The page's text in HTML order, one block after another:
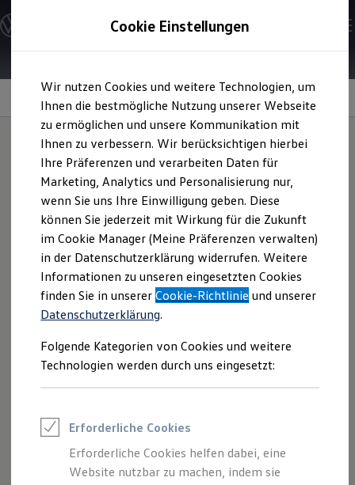
Hauptinhalt
springen
Footer
springen
Modelle und Konfigurator
Konfigurator
Modelle vergleichen
Elektroautos
ENERGY Sondermodelle
Nutzfahrzeuge
SUV und CUV
Familienautos
Kombis
Kompaktwagen
Sportwagen
Schnell verfügbare Fahrzeuge
Angebote und Produkte
Aktuelle Angebote
E-Auto-Förderung
Volkswagen Marktplatz
Die ENERGY Sondermodelle
Junge Gebrauchtwagen und Gebrauchtwagen
Volkswagen Zertifizierte Gebrauchtwagen
Elektromobilität bei Gebrauchtwagen
Saisonangebote
Reifenpakete
Leasing
Leasing-Angebote
Elektroauto Leasing
Kleinwagen-Leasing
Leasing ohne Anzahlung
Finanzierung
Nachträglich freischaltbare Funktionen
Wie wär's mit einem
Upgrade?
Erweitern Sie die Ausstattung Ihres Volkswagen
Cookie Einstellungen
Wir nutzen Cookies und weitere Technologien, um
Ihnen die bestmögliche Nutzung unserer Webseite
zu ermöglichen und unsere Kommunikation mit
Ihnen zu verbessern. Wir berücksichtigen hierbei
Ihre Präferenzen und verarbeiten Daten für
Marketing, Analytics und Personalisierung nur,
wenn Sie uns Ihre Einwilligung geben. Diese
können Sie jederzeit mit Wirkung für die Zukunft
im Cookie Manager (Meine Präferenzen verwalten)
in der Datenschutzerklärung widerrufen. Weitere
Informationen zu unseren eingesetzten Cookies
finden Sie in unsererCookie-Richtlinie und unserer
Datenschutzerklärung.
Folgende Kategorien von Cookies und weitere
Technologien werden durch uns eingesetzt:
Erforderliche Cookies
Erforderliche Cookies helfen dabei, eine
Website nutzbar zu machen, indem sie